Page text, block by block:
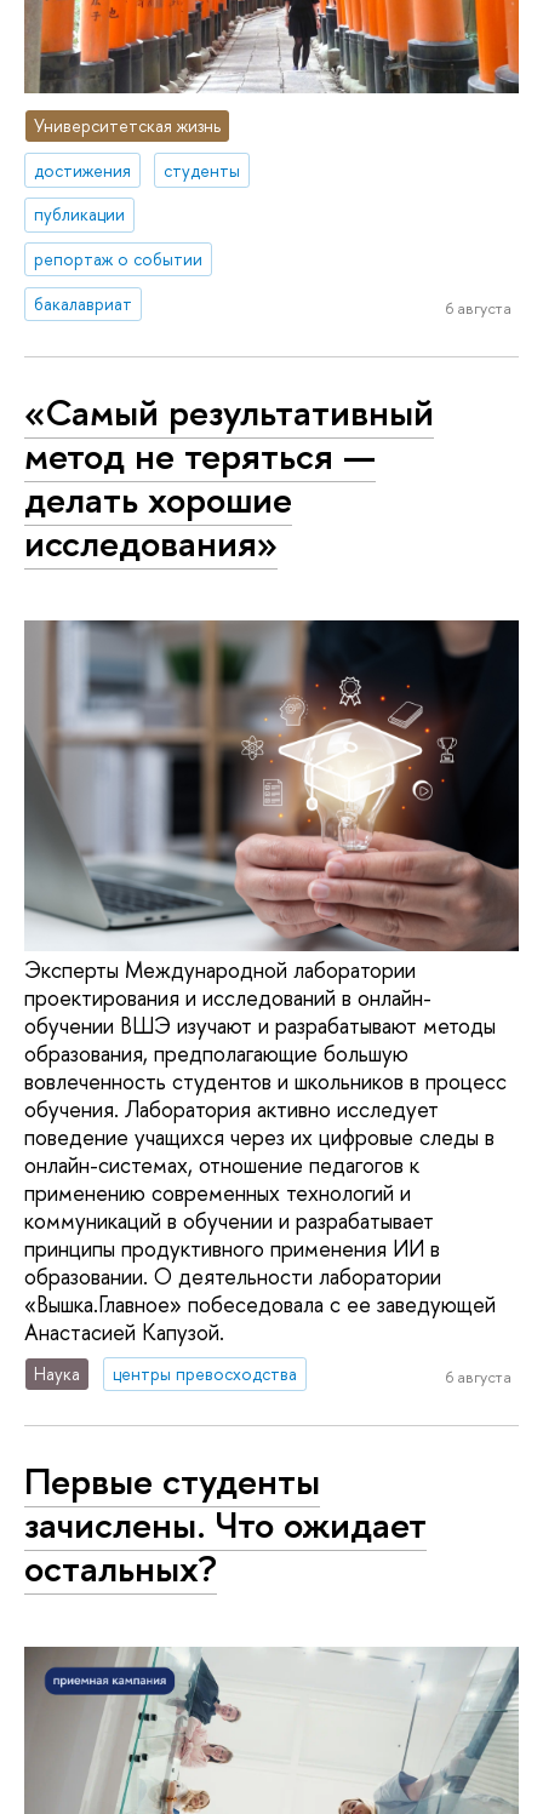
Университетская жизнь
достижения
студенты
публикации
репортаж о событии
бакалавриат
6 августа
«Самый результативный
метод не теряться —
делать хорошие
исследования»
Эксперты Международной лаборатории
проектирования и исследований в онлайн-
обучении ВШЭ изучают и разрабатывают методы
образования, предполагающие большую
вовлеченность студентов и школьников в процесс
обучения. Лаборатория активно исследует
поведение учащихся через их цифровые следы в
онлайн-системах, отношение педагогов к
применению современных технологий и
коммуникаций в обучении и разрабатывает
принципы продуктивного применения ИИ в
образовании. О деятельности лаборатории
«Вышка.Главное» побеседовала с ее заведующей
Анастасией Капузой.
Наука центры превосходства 6 августа
Первые студенты
зачислены. Что ожидает
остальных?